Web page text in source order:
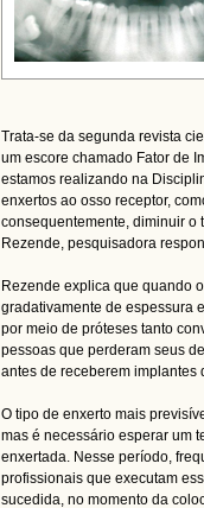
Trata-se da segunda revista
um escore chamado Fator de
estamos realizando na
enxertos ao osso receptor,
consequentemente, diminuir o
Rezende, pesquisadora
Rezende explica que quando
gradativamente de espessura
por meio de próteses tanto
pessoas que perderam seus
antes de receberem implantes
O tipo de enxerto mais
mas é necessário esperar um
enxertada. Nesse período,
profissionais que executam
sucedida, no momento da